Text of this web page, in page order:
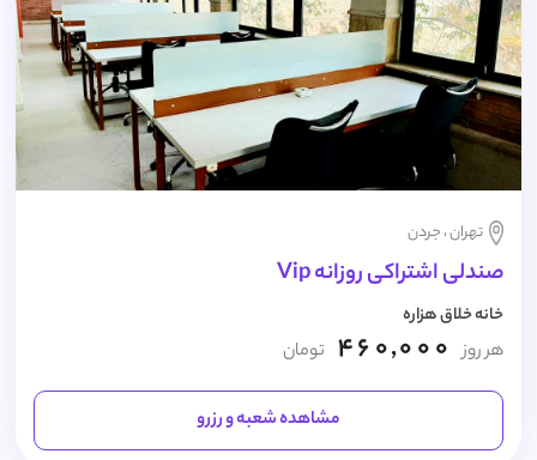
تهران ، جردن
صندلی اشتراکی روزانه Vip
خانه خلاق هزاره
هر روز 460,000 تومان
مشاهده شعبه و رزرو